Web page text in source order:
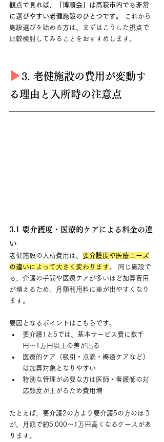
観点で見れば、「博順会」は高萩市内でも非常
に選びやすい老健施設のひとつです。
これから
施設選びを始める方は、まずはこうした視点で
比較検討してみることをおすすめします。
▶︎ 3. 老健施設の費用が変動す
る理由と入所時の注意点
3.1 要介護度・医療的ケアによる料金の違
い
老健施設の入所費用は、 要介護度や医療ニーズ
の違い によって大きく変わります。 同じ施設で
も、介護の手間や医療ケアが多いほど加算費用
が増えるため、月額利用料に差が出やすくなり
ます。
要因となるポイントはこちらです。
要介護1と5では、基本サービス費に数千
円〜1万円以上の差が出る
医療的ケア（吸引・点滴・褥瘡ケアなど）
は加算対象となりやすい
特別な管理が必要な方は医師・看護師の対
応頻度が上がるため費用増
たとえば、要介護2の方より要介護5の方のほう
が、月額で約5,000〜1万円高くなるケースがあ
ります。